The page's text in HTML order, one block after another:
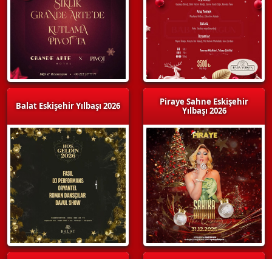
Balat Eskişehir Yılbaşı 2026
Piraye Sahne Eskişehir
Yılbaşı 2026